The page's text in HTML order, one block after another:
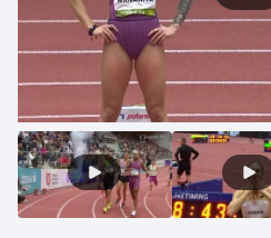
Házená
Jezdectví
Judo
Krasobruslení